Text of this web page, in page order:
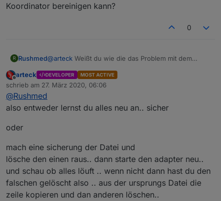
Koordinator bereinigen kann?
0
R Rushmed@arteck Weißt du wie die das Problem mit dem
Offline
arteck DEVELOPER MOST ACTIVE
schrieb am 27. März 2020, 06:06
zuletzt editiert von
@Rushmed
also entweder lernst du alles neu an.. sicher
oder
mach eine sicherung der Datei und
lösche den einen raus.. dann starte den adapter neu..
und schau ob alles löuft .. wenn nicht dann hast du den
falschen gelöscht also .. aus der ursprungs Datei die
zeile kopieren und dan anderen löschen..